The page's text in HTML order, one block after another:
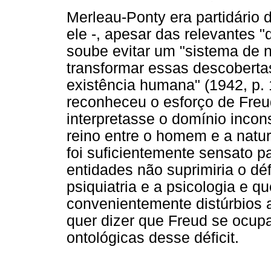
Merleau-Ponty era partidário
ele -, apesar das relevantes
soube evitar um "sistema de
transformar essas
existência humana" (1942, p.
reconheceu o esforço de
interpretasse o domínio
reino entre o homem e a
foi suficientemente sensato
entidades não suprimiria o
psiquiatria e a psicologia e
convenientemente distúrbios
quer dizer que Freud se
ontológicas desse déficit.